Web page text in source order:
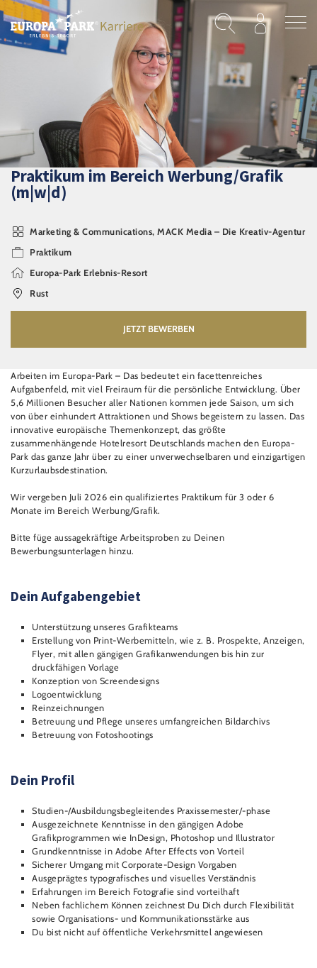
Direkt zum Inhalt
Praktikum im Bereich Werbung/Grafik
(m|w|d)
Marketing & Communications, MACK Media – Die Kreativ-Agentur
Praktikum
Europa-Park Erlebnis-Resort
Rust
JETZT BEWERBEN
Arbeiten im Europa-Park – Das bedeutet ein facettenreiches
Aufgabenfeld, mit viel Freiraum für die persönliche Entwicklung. Über
5,6 Millionen Besucher aller Nationen kommen jede Saison, um sich
von über einhundert Attraktionen und Shows begeistern zu lassen. Das
innovative europäische Themenkonzept, das größte
zusammenhängende Hotelresort Deutschlands machen den Europa-
Park das ganze Jahr über zu einer unverwechselbaren und einzigartigen
Kurzurlaubsdestination.
Wir vergeben Juli 2026 ein qualifiziertes Praktikum für 3 oder 6
Monate im Bereich Werbung/Grafik.
Bitte füge aussagekräftige Arbeitsproben zu Deinen
Bewerbungsunterlagen hinzu.
Dein Aufgabengebiet
Unterstützung unseres Grafikteams
Erstellung von Print-Werbemitteln, wie z. B. Prospekte, Anzeigen,
Flyer, mit allen gängigen Grafikanwendungen bis hin zur
druckfähigen Vorlage
Konzeption von Screendesigns
Logoentwicklung
Reinzeichnungen
Betreuung und Pflege unseres umfangreichen Bildarchivs
Betreuung von Fotoshootings
Dein Profil
Studien-/Ausbildungsbegleitendes Praxissemester/-phase
Ausgezeichnete Kenntnisse in den gängigen Adobe
Grafikprogrammen wie InDesign, Photoshop und Illustrator
Grundkenntnisse in Adobe After Effects von Vorteil
Sicherer Umgang mit Corporate-Design Vorgaben
Ausgeprägtes typografisches und visuelles Verständnis
Erfahrungen im Bereich Fotografie sind vorteilhaft
Neben fachlichem Können zeichnest Du Dich durch Flexibilität
sowie Organisations- und Kommunikationsstärke aus
Du bist nicht auf öffentliche Verkehrsmittel angewiesen